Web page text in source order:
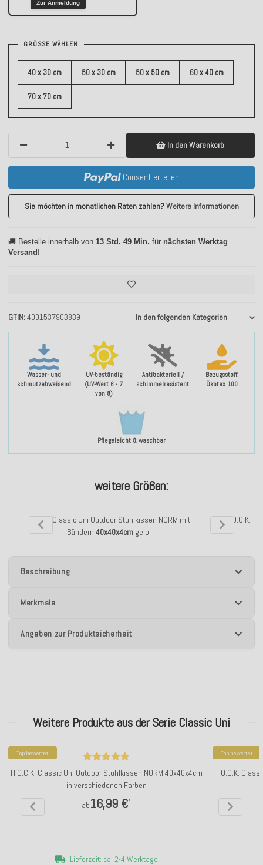
Wasser- und
schmutzabweisend
UV-beständig
(UV-Wert 6 - 7
von 8)
Antibakteriell /
schimmelresistent
Bezugsstoff:
Ökotex 100
Pflegeleicht & waschbar
GTIN 4001537903839 In den folgenden Kategorien
Zur Anmeldung
GRÖSSE WÄHLEN
40 x 30 cm 50 x 30 cm 50 x 50 cm 60 x 40 cm
70 x 70 cm
In den Warenkorb
Consent erteilen
Sie möchten in monatlichen Raten zahlen?Weitere Informationen
🚚 Bestelle innerhalb von 13 Std. 49 Min. für nächsten Werktag
Versand!
weitere Größen:
H.O.C.K. Classic Uni Outdoor Stuhlkissen NORM mit
Bändern 40x40x4cmgelb
H.O.C.K.
Beschreibung
Merkmale
Angaben zur Produktsicherheit
Weitere Produkte aus der Serie Classic Uni
Top bewertet
H.O.C.K. Classic Uni Outdoor Stuhlkissen NORM 40x40x4cm
in verschiedenen Farben
ab16,99 €*
Lieferzeit: ca. 2-4 Werktage
Top bewertet
H.O.C.K.